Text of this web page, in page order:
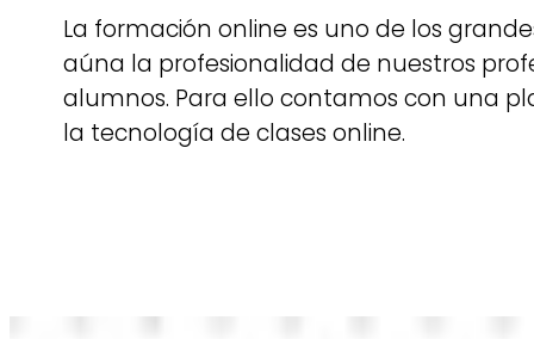
La formación online es uno de los
aúna la profesionalidad de nuestros
alumnos. Para ello contamos con una
la tecnología de clases online.